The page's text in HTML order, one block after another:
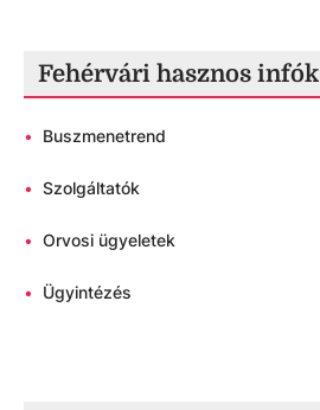
Fehérvári hasznos infók
• Buszmenetrend
• Szolgáltatók
• Orvosi ügyeletek
• Ügyintézés